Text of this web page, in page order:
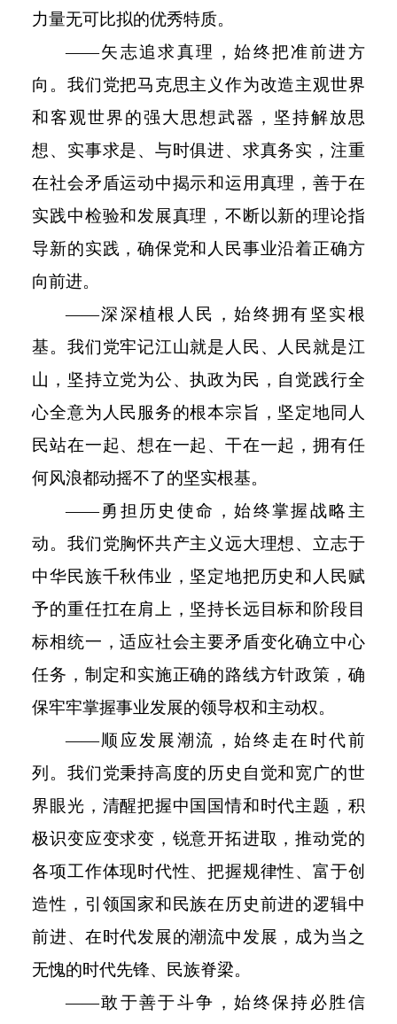
力量无可比拟的优秀特质。
——矢志追求真理，始终把准前进方
向。我们党把马克思主义作为改造主观世界
和客观世界的强大思想武器，坚持解放思
想、实事求是、与时俱进、求真务实，注重
在社会矛盾运动中揭示和运用真理，善于在
实践中检验和发展真理，不断以新的理论指
导新的实践，确保党和人民事业沿着正确方
向前进。
——深深植根人民，始终拥有坚实根
基。我们党牢记江山就是人民、人民就是江
山，坚持立党为公、执政为民，自觉践行全
心全意为人民服务的根本宗旨，坚定地同人
民站在一起、想在一起、干在一起，拥有任
何风浪都动摇不了的坚实根基。
——勇担历史使命，始终掌握战略主
动。我们党胸怀共产主义远大理想、立志于
中华民族千秋伟业，坚定地把历史和人民赋
予的重任扛在肩上，坚持长远目标和阶段目
标相统一，适应社会主要矛盾变化确立中心
任务，制定和实施正确的路线方针政策，确
保牢牢掌握事业发展的领导权和主动权。
——顺应发展潮流，始终走在时代前
列。我们党秉持高度的历史自觉和宽广的世
界眼光，清醒把握中国国情和时代主题，积
极识变应变求变，锐意开拓进取，推动党的
各项工作体现时代性、把握规律性、富于创
造性，引领国家和民族在历史前进的逻辑中
前进、在时代发展的潮流中发展，成为当之
无愧的时代先锋、民族脊梁。
——敢于善于斗争，始终保持必胜信